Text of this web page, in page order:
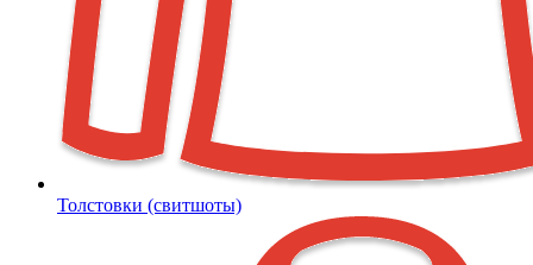
Толстовки (свитшоты)